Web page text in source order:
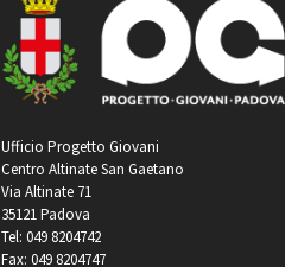
Ufficio Progetto Giovani
Centro Altinate San Gaetano
Via Altinate 71
35121 Padova
Tel: 049 8204742
Fax: 049 8204747